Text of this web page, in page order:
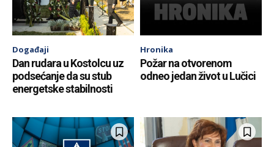
Događaji
Dan rudara u Kostolcu uz
podsećanje da su stub
energetske stabilnosti
Hronika
Požar na otvorenom
odneo jedan život u Lučici